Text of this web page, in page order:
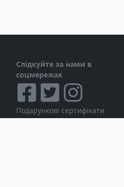
Слідкуйте за нами в
соцмережах
Подарункові сертифікати
Дисконтні картки